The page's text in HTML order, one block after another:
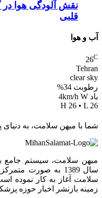
نقش آلودگی هوا
قلبی
آب و هوا
26C
Tehran
clear sky
رطوبت 34%
باد 4km/h W
H 26 • L 26
شما با میهن سلامت، به
میهن سلامت، سیستم جامع
سال 1389 به صورت
سلامت آغاز به کار نموده
زمینه بازنشر اخبار حوزه